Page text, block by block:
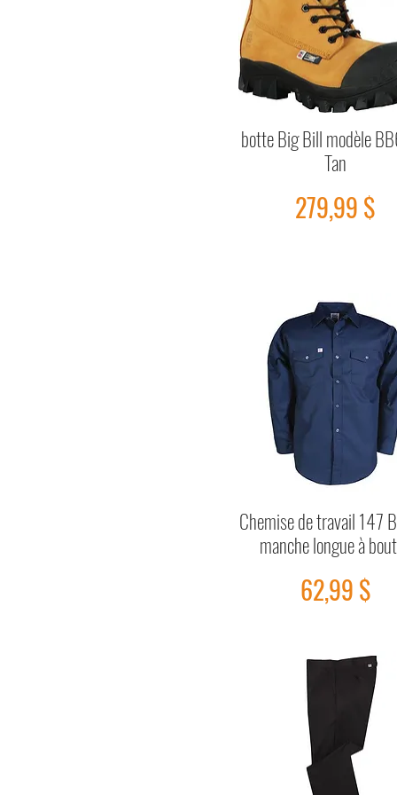
Aperçu rapide
botte Big Bill modèle
Tan
Prix
279,99 $
Aperçu rapide
Chemise de travail 147
manche longue à
Prix
62,99 $